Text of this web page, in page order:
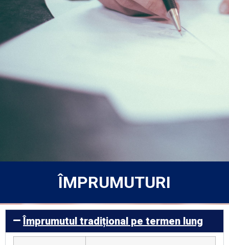
ÎMPRUMUTURI
Împrumutul tradițional pe termen lung